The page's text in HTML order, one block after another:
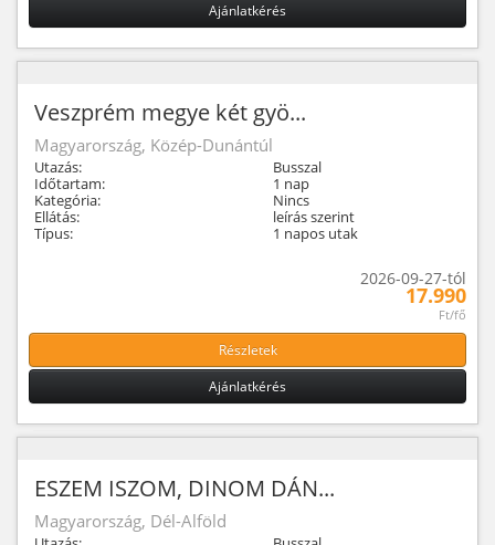
Ajánlatkérés
Veszprém megye két gyö...
Magyarország, Közép-Dunántúl
Utazás:
Busszal
Időtartam:
1 nap
Kategória:
Nincs
Ellátás:
leírás szerint
Típus:
1 napos utak
2026-09-27-tól
17.990
Ft/fő
Részletek
Ajánlatkérés
ESZEM ISZOM, DINOM DÁN...
Magyarország, Dél-Alföld